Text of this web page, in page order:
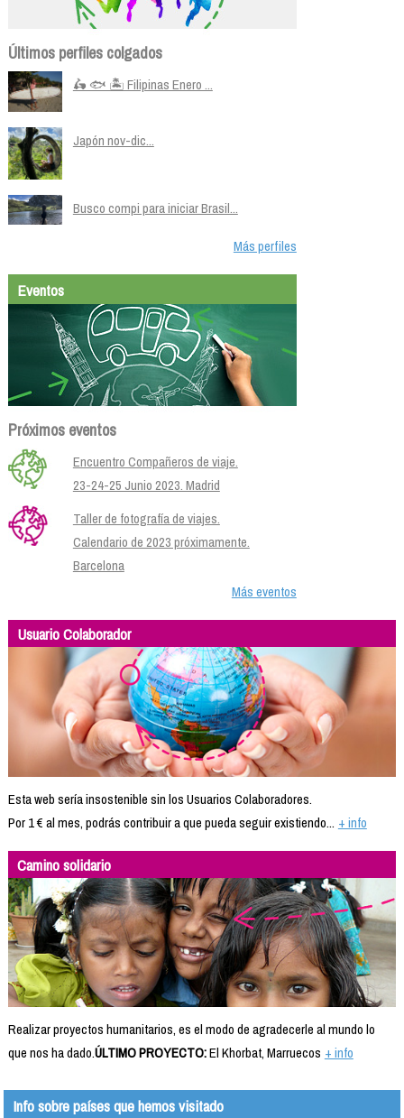
Últimos perfiles colgados
🛵 🐟 🏝️ Filipinas Enero ...
Japón nov-dic...
Busco compi para iniciar Brasil...
Más perfiles
Eventos
Próximos eventos
Encuentro Compañeros de viaje.
23-24-25 Junio 2023. Madrid
Taller de fotografía de viajes.
Calendario de 2023 próximamente.
Barcelona
Más eventos
Usuario Colaborador
Esta web sería insostenible sin los Usuarios Colaboradores.
Por 1 € al mes, podrás contribuir a que pueda seguir existiendo... + info
Camino solidario
Realizar proyectos humanitarios, es el modo de agradecerle al mundo lo
que nos ha dado.ÚLTIMO PROYECTO:El Khorbat, Marruecos + info
Info sobre países que hemos visitado